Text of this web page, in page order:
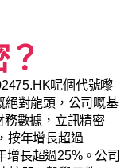
呢個代號嚟
絕對龍頭，公司嘅基
數據，立訊精密
按年增長超過
增長超過25%。公司